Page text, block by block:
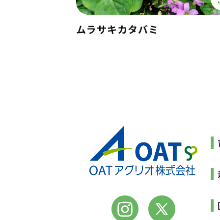
ムラサキカタバミ